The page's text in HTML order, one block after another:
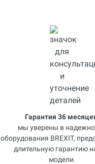
Гарантия 36
мы уверены в
оборудования BREXIT,
длительную гарантию
модели.